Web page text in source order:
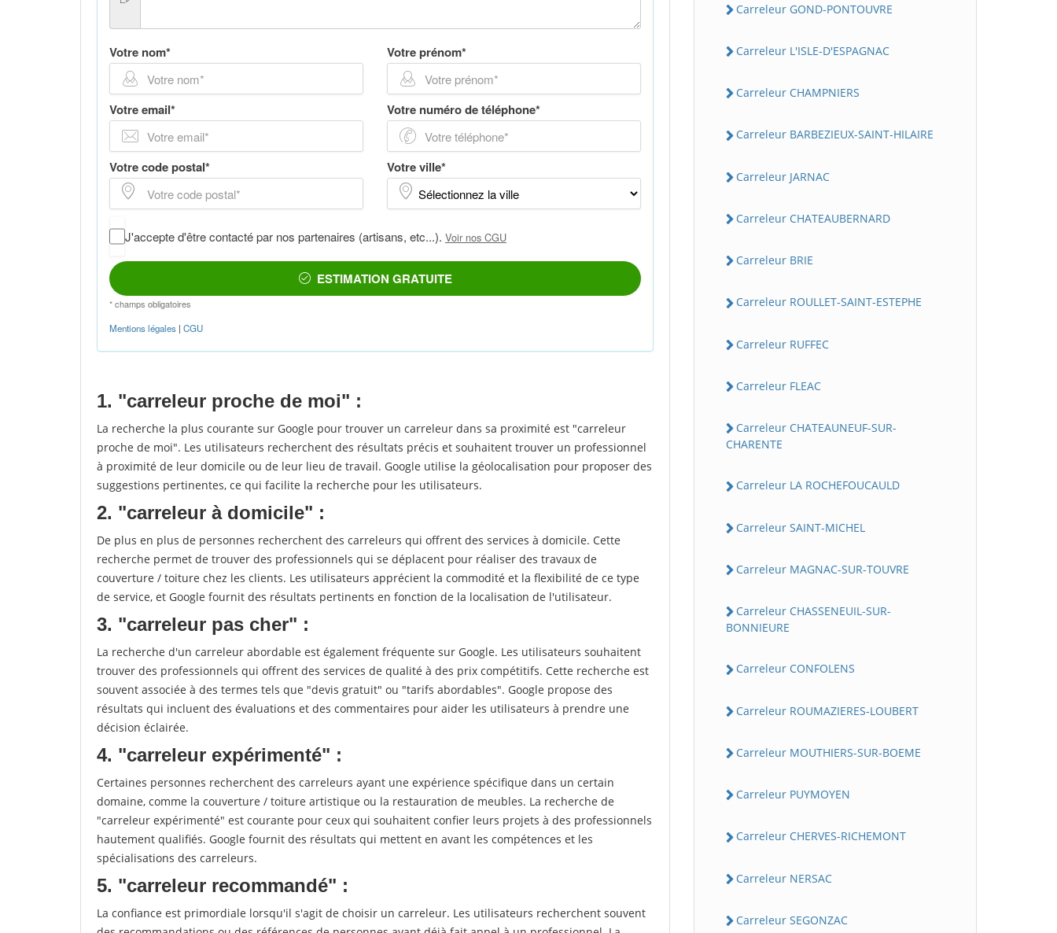
1. "carreleur proche de moi" :
La recherche la plus courante sur Google pour trouver un carreleur dans sa proximité est "carreleur
proche de moi". Les utilisateurs recherchent des résultats précis et souhaitent trouver un professionnel
à proximité de leur domicile ou de leur lieu de travail. Google utilise la géolocalisation pour proposer des
suggestions pertinentes, ce qui facilite la recherche pour les utilisateurs.
2. "carreleur à domicile" :
De plus en plus de personnes recherchent des carreleurs qui offrent des services à domicile. Cette
recherche permet de trouver des professionnels qui se déplacent pour réaliser des travaux de
couverture / toiture chez les clients. Les utilisateurs apprécient la commodité et la flexibilité de ce type
de service, et Google fournit des résultats pertinents en fonction de la localisation de l'utilisateur.
3. "carreleur pas cher" :
La recherche d'un carreleur abordable est également fréquente sur Google. Les utilisateurs souhaitent
trouver des professionnels qui offrent des services de qualité à des prix compétitifs. Cette recherche est
souvent associée à des termes tels que "devis gratuit" ou "tarifs abordables". Google propose des
résultats qui incluent des évaluations et des commentaires pour aider les utilisateurs à prendre une
décision éclairée.
4. "carreleur expérimenté" :
Certaines personnes recherchent des carreleurs ayant une expérience spécifique dans un certain
domaine, comme la couverture / toiture artistique ou la restauration de meubles. La recherche de
"carreleur expérimenté" est courante pour ceux qui souhaitent confier leurs projets à des professionnels
hautement qualifiés. Google fournit des résultats qui mettent en avant les compétences et les
spécialisations des carreleurs.
5. "carreleur recommandé" :
La confiance est primordiale lorsqu'il s'agit de choisir un carreleur. Les utilisateurs recherchent souvent
Carreleur GOND-PONTOUVRE
Carreleur L'ISLE-D'ESPAGNAC
Carreleur CHAMPNIERS
Carreleur BARBEZIEUX-SAINT-HILAIRE
Carreleur JARNAC
Carreleur CHATEAUBERNARD
Carreleur BRIE
Carreleur ROULLET-SAINT-ESTEPHE
Carreleur RUFFEC
Carreleur FLEAC
Carreleur CHATEAUNEUF-SUR-
CHARENTE
Carreleur LA ROCHEFOUCAULD
Carreleur SAINT-MICHEL
Carreleur MAGNAC-SUR-TOUVRE
Carreleur CHASSENEUIL-SUR-
BONNIEURE
Carreleur CONFOLENS
Carreleur ROUMAZIERES-LOUBERT
Carreleur MOUTHIERS-SUR-BOEME
Carreleur PUYMOYEN
Carreleur CHERVES-RICHEMONT
Carreleur NERSAC
Carreleur SEGONZAC